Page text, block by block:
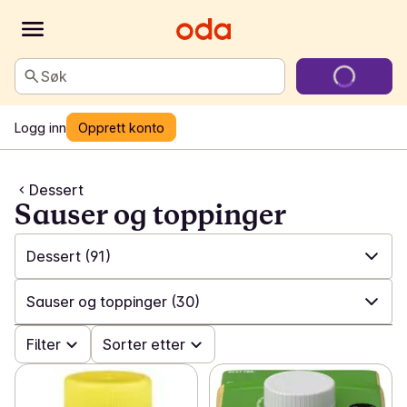
Søk
Logg inn Opprett konto
Dessert
Sauser og toppinger
Dessert (91)
✓ Alle (310)
✓ Iskrem i boks (92)
Porsjonsis (46)
Sauser og toppinger (30)
✓ Alle (91)
Gelé (8)
Filter Sorter etter